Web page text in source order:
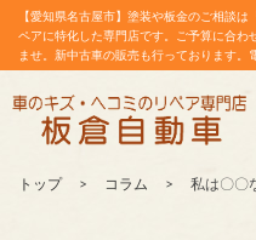
【愛知県名古屋市】塗装や板金のご相談
ペアに特化した専門店です。ご予算に合
ませ。新中古車の販売も行っております
トップ コラム 私は〇〇